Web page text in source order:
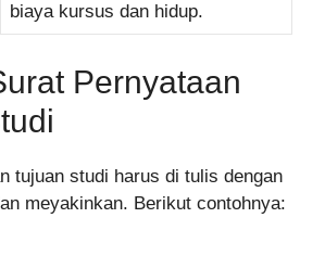
biaya kursus dan hidup.
Pernyataan
tujuan studi harus di tulis dengan
meyakinkan. Berikut contohnya: